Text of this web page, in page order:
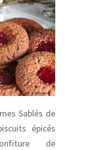
Sablés de
épicés
de